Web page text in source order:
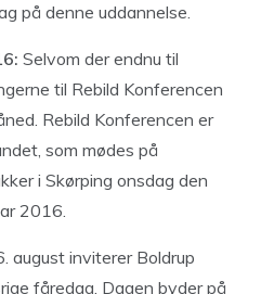
på denne uddannelse.
Selvom der endnu til
til Rebild Konferencen
Rebild Konferencen er
som mødes på
i Skørping onsdag den
2016.
august inviterer Boldrup
fåredag. Dagen byder på